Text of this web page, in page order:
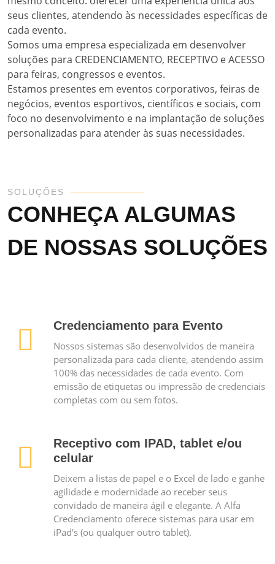
seus clientes, atendendo às necessidades específicas de
cada evento.
Somos uma empresa especializada em desenvolver
soluções para CREDENCIAMENTO, RECEPTIVO e ACESSO
para feiras, congressos e eventos.
Estamos presentes em eventos corporativos, feiras de
negócios, eventos esportivos, científicos e sociais, com
foco no desenvolvimento e na implantação de soluções
personalizadas para atender às suas necessidades.
SOLUÇÕES
CONHEÇA ALGUMAS
DE NOSSAS SOLUÇÕES
Credenciamento para Evento
Nossos sistemas são desenvolvidos de maneira
personalizada para cada cliente, atendendo assim
100% das necessidades de cada evento. Com
emissão de etiquetas ou impressão de credenciais
completas com ou sem fotos.
Receptivo com IPAD, tablet e/ou
celular
Deixem a listas de papel e o Excel de lado e ganhe
agilidade e modernidade ao receber seus
convidado de maneira ágil e elegante. A Alfa
Credenciamento oferece sistemas para usar em
iPad's (ou qualquer outro tablet).